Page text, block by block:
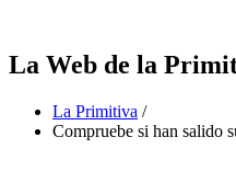
La Web de la
La Primitiva /
Compruebe si han salido